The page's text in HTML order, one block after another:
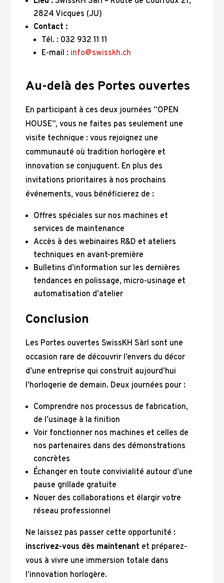
2824 Vicques (JU)
Contact :
Tél. : 032 932 11 11
E-mail : info@swisskh.ch
Au-delà des Portes ouvertes
En participant à ces deux journées “OPEN
HOUSE”, vous ne faites pas seulement une
visite technique : vous rejoignez une
communauté où tradition horlogère et
innovation se conjuguent. En plus des
invitations prioritaires à nos prochains
événements, vous bénéficierez de :
Offres spéciales sur nos machines et
services de maintenance
Accès à des webinaires R&D et ateliers
techniques en avant-première
Bulletins d’information sur les dernières
tendances en polissage, micro-usinage et
automatisation d’atelier
Conclusion
Les Portes ouvertes SwissKH Sàrl sont une
occasion rare de découvrir l’envers du décor
d’une entreprise qui construit aujourd’hui
l’horlogerie de demain. Deux journées pour :
Comprendre nos processus de fabrication,
de l’usinage à la finition
Voir fonctionner nos machines et celles de
nos partenaires dans des démonstrations
concrètes
Échanger en toute convivialité autour d’une
pause grillade gratuite
Nouer des collaborations et élargir votre
réseau professionnel
Ne laissez pas passer cette opportunité :
inscrivez-vous dès maintenant et préparez-
vous à vivre une immersion totale dans
l’innovation horlogère.